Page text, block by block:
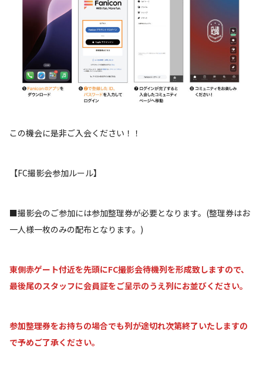
この機会に是非ご入会ください！！
【FC撮影会参加ルール】
■撮影会のご参加には参加整理券が必要となります。(整理券はお
一人様一枚のみの配布となります。)
東側赤ゲート付近を先頭にFC撮影会待機列を形成致しますので、
最後尾のスタッフに会員証をご呈示のうえ列にお並びください。
参加整理券をお持ちの場合でも列が途切れ次第終了いたしますの
で予めご了承ください。